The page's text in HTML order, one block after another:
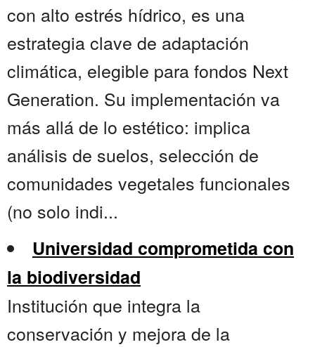
con alto estrés hídrico, es una
estrategia clave de adaptación
climática, elegible para fondos Next
Generation. Su implementación va
más allá de lo estético: implica
análisis de suelos, selección de
comunidades vegetales funcionales
(no solo indi...
Universidad comprometida con
la biodiversidad
Institución que integra la
conservación y mejora de la